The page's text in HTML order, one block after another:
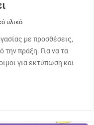
υλικό
με προσθέσεις,
την πράξη. Για να τα
για εκτύπωση και